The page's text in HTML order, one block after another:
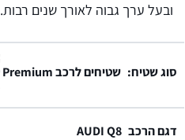
ובעל ערך גבוה לאורך שנים רבות.
סוג שטיח: שטיחים לרכב Premium
דגם הרכב AUDI Q8